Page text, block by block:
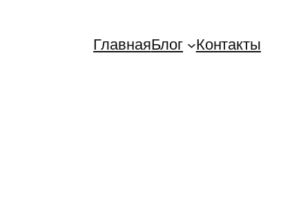
ГлавнаяБлог Контакты